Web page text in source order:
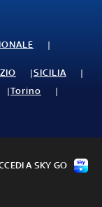
SICILIA
Torino
A SKY GO